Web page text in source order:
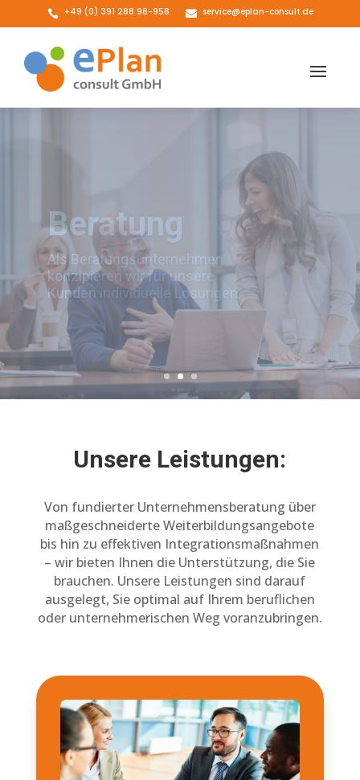
 +49 (0) 391 288 98-958  service@eplan-consult.de
Weiterbildung
Unsere Weiterbildungsangebote
ermöglichen Integration und neue
Chancen am Arbeitsmarkt.
Unsere Leistungen:
Von fundierter Unternehmensberatung über
maßgeschneiderte Weiterbildungsangebote
bis hin zu effektiven Integrationsmaßnahmen
– wir bieten Ihnen die Unterstützung, die Sie
brauchen. Unsere Leistungen sind darauf
ausgelegt, Sie optimal auf Ihrem beruflichen
oder unternehmerischen Weg voranzubringen.